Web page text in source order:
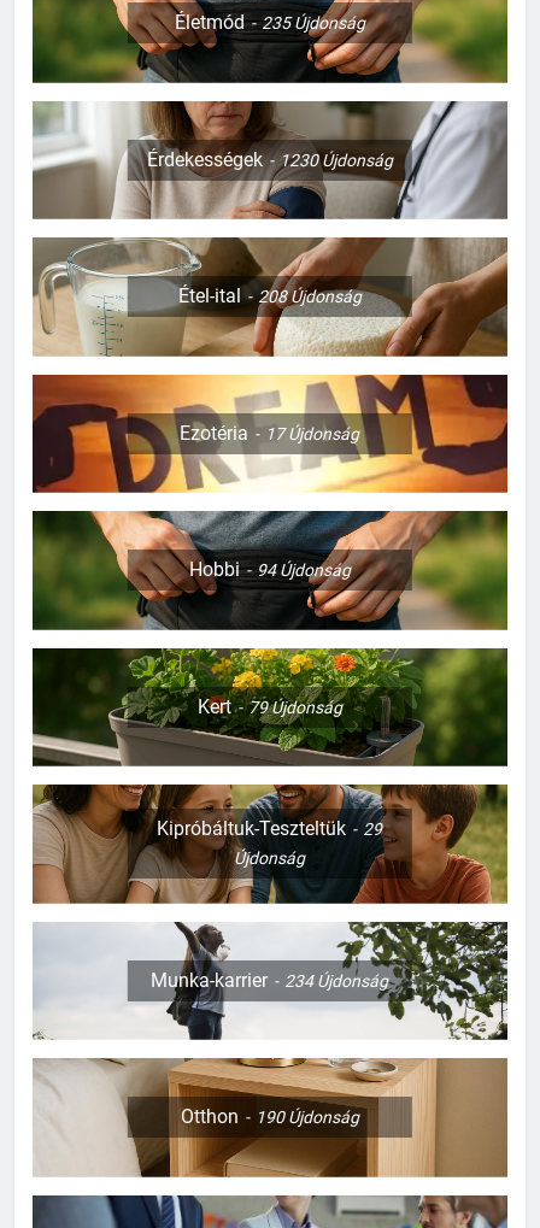
Életmód 235Újdonság
Érdekességek 1230Újdonság
Étel-ital 208Újdonság
Ezotéria 17Újdonság
Hobbi 94Újdonság
Kert 79Újdonság
Kipróbáltuk-Teszteltük
29
Újdonság
Munka-karrier 234Újdonság
Otthon 190Újdonság